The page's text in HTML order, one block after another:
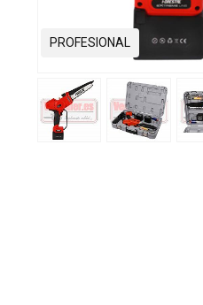
PROFESIONAL